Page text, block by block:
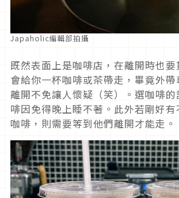
Japaholic編輯部拍攝
既然表面上是咖啡店，在離開時也
會給你一杯咖啡或茶帶走，畢竟外
離開不免讓人懷疑（笑）。選咖啡
啡因免得晚上睡不著。此外若剛好
咖啡，則需要等到他們離開才能走。